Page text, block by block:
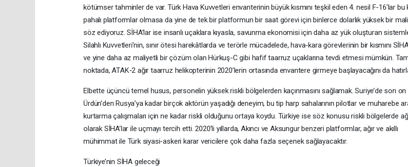
kötümser tahminler de var. Türk Hava Kuvvetleri envanterinin büyük kısmını teşkil eden 4. nesil F-16’lar bu
pahalı platformlar olmasa da yine de tek bir platformun bir saat görevi için binlerce dolarlık yüksek bir
söz ediyoruz. SİHA’lar ise insanlı uçaklara kıyasla, savunma ekonomisi için daha az yük oluşturan
Silahlı Kuvvetleri’nin, sınır ötesi harekâtlarda ve terörle mücadelede, hava-kara görevlerinin bir kısmını
ve yine daha az maliyetli bir çözüm olan Hürkuş-C gibi hafif taarruz uçaklarına tevdi etmesi mümkün.
noktada, ATAK-2 ağır taarruz helikopterinin 2020’lerin ortasında envantere girmeye başlayacağını da
Elbette üçüncü temel husus, personelin yüksek riskli bölgelerden kaçınmasını sağlamak. Suriye’de son on
Ürdün’den Rusya’ya kadar birçok aktörün yaşadığı deneyim, bu tip harp sahalarının pilotlar ve muharebe
kurtarma çalışmaları için ne kadar riskli olduğunu ortaya koydu. Türkiye ise söz konusu riskli bölgelerde
olarak SİHA’lar ile uçmayı tercih etti. 2020’li yıllarda, Akıncı ve Aksungur benzeri platformlar, ağır ve akıllı
mühimmat ile Türk siyasi-askeri karar vericilere çok daha fazla seçenek sağlayacaktır.
Türkiye’nin SİHA geleceği